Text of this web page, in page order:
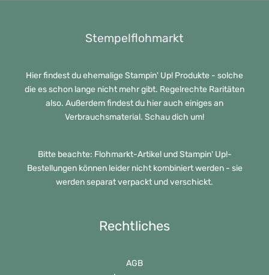
Stempelflohmarkt
Hier findest du ehemalige Stampin' Up! Produkte - solche
die es schon lange nicht mehr gibt. Regelrechte Raritäten
also. Außerdem findest du hier auch einiges an
Verbrauchsmaterial. Schau dich um!
Bitte beachte: Flohmarkt-Artikel und Stampin' Up!-
Bestellungen können leider nicht kombiniert werden - sie
werden separat verpackt und verschickt.
Rechtliches
AGB